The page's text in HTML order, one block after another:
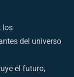
los
del universo
el futuro,